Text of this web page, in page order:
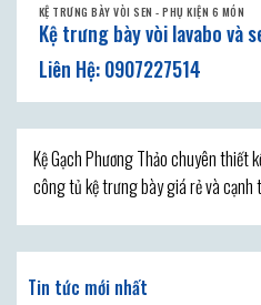
KỆ TRƯNG BÀY VÒI SEN - PHỤ KIỆN 6 MÓN
Kệ trưng bày vòi lavabo và
Kệ Gạch Phương Thảo chuyên thiết
công tủ kệ trưng bày giá rẻ và cạnh
Tin tức mới nhất